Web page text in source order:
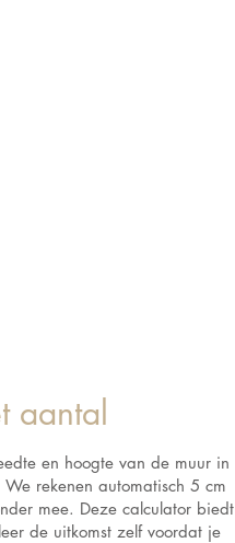
aantal
en hoogte van de muur in
rekenen automatisch 5 cm
mee. Deze calculator biedt
de uitkomst zelf voordat je